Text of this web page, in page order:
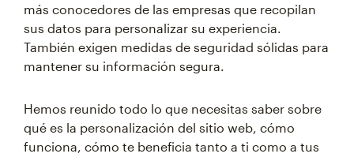
más conocedores de las empresas que recopilan
sus datos para personalizar su experiencia.
También exigen medidas de seguridad sólidas para
mantener su información segura.
Hemos reunido todo lo que necesitas saber sobre
qué es la personalización del sitio web, cómo
funciona, cómo te beneficia tanto a ti como a tus